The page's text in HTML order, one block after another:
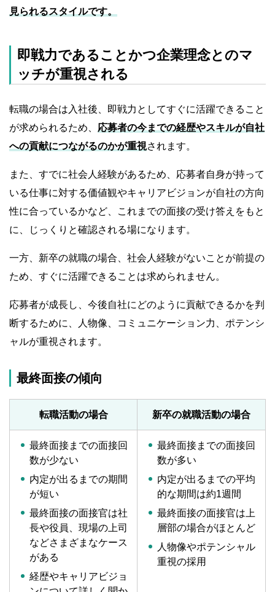
見られるスタイルです。
即戦力であることかつ企業理念とのマ
ッチが重視される
転職の場合は入社後、即戦力としてすぐに活躍できること
が求められるため、 応募者の今までの経歴やスキルが自社
への貢献につながるのかが重視されます。
また、すでに社会人経験があるため、応募者自身が持って
いる仕事に対する価値観やキャリアビジョンが自社の方向
性に合っているかなど、これまでの面接の受け答えをもと
に、じっくりと確認される場になります。
一方、新卒の就職の場合、社会人経験がないことが前提の
ため、すぐに活躍できることは求められません。
応募者が成長し、今後自社にどのように貢献できるかを判
断するために、人物像、コミュニケーション力、ポテンシ
ャルが重視されます。
最終面接の傾向
転職活動の場合 新卒の就職活動の場合
最終面接までの面接回
数が少ない
内定が出るまでの期間
が短い
最終面接の面接官は社
長や役員、現場の上司
などさまざまなケース
がある
経歴やキャリアビジョ
最終面接までの面接回
数が多い
内定が出るまでの平均
的な期間は約1週間
最終面接の面接官は上
層部の場合がほとんど
人物像やポテンシャル
重視の採用